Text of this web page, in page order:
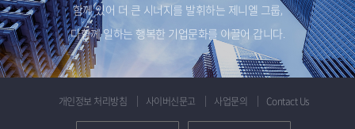
함께 있어 더 큰 시너지를 발휘하는 제니엘 그룹,
다함께 일하는 행복한 기업문화를 이끌어 갑니다.
개인정보 처리방침 사이버신문고 사업문의 Contact Us